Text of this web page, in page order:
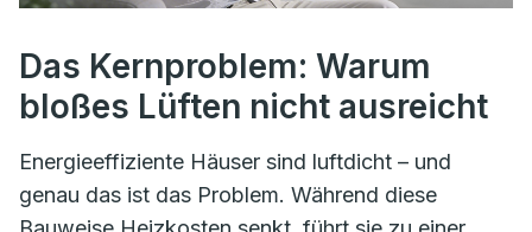
Das Kernproblem: Warum
bloßes Lüften nicht ausreicht
Energieeffiziente Häuser sind luftdicht – und
genau das ist das Problem. Während diese